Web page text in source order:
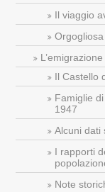
Il viaggio
Il Castello
Famiglie
1947
Alcuni dati
I rapporti
Note